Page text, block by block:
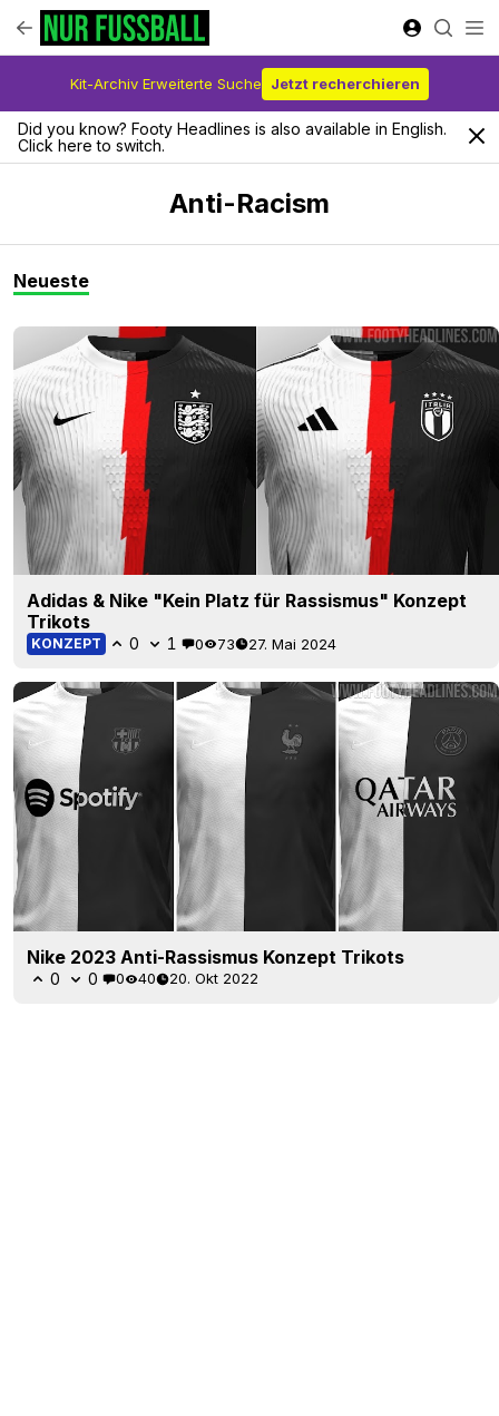
Kit-Archiv Erweiterte Suche Jetzt recherchieren
Did you know? Footy Headlines is also available in English.
Click here to switch.
Anti-Racism
Neueste
Adidas & Nike "Kein Platz für Rassismus" Konzept
Trikots
KONZEPT 0 1 0 73 27. Mai 2024
Nike 2023 Anti-Rassismus Konzept Trikots
0 0 0 40 20. Okt 2022